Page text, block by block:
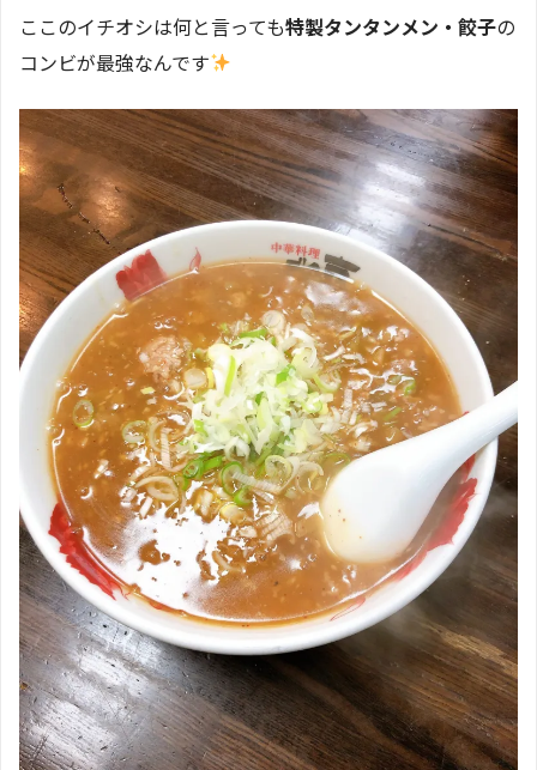
ここのイチオシは何と言っても特製タンタンメン・餃子の
コンビが最強なんです